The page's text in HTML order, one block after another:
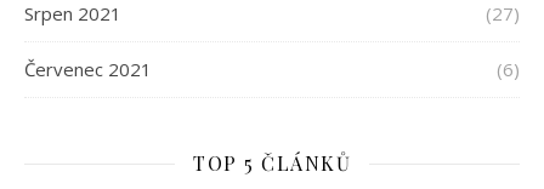
Srpen 2021 (27)
Červenec 2021 (6)
TOP 5 ČLÁNKŮ